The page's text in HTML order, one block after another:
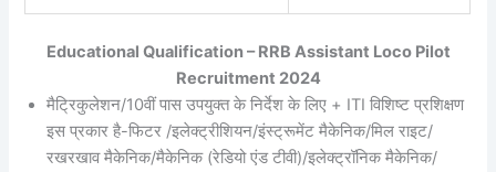
Educational Qualification – RRB Assistant Loco Pilot
Recruitment 2024
मैट्रिकुलेशन/10वीं पास उपयुक्त के निर्देश के लिए + ITI विशिष्ट प्रशिक्षण
इस प्रकार है-फिटर /इलेक्ट्रीशियन/इंस्ट्रूमेंट मैकेनिक/मिल राइट/
रखरखाव मैकेनिक/मैकेनिक (रेडियो एंड टीवी)/इलेक्ट्रॉनिक मैकेनिक/